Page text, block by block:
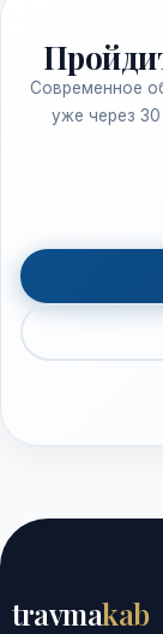
Современное
уже через
travmakab